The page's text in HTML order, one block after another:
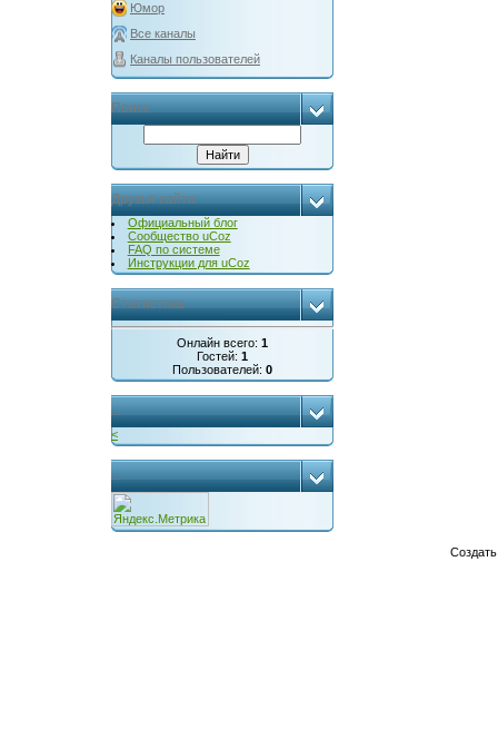
Юмор
Все каналы
Каналы пользователей
Поиск
Друзья сайта
Официальный блог
Сообщество uCoz
FAQ по системе
Инструкции для uCoz
Статистика
Онлайн всего: 1
Гостей: 1
Пользователей: 0
...
<
...